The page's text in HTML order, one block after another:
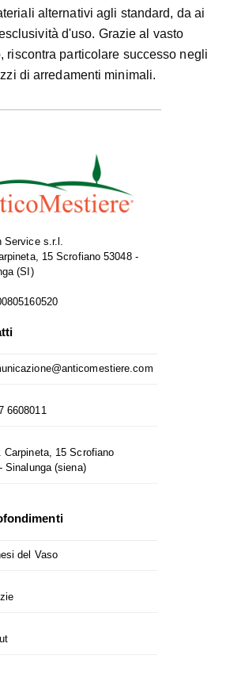
alternativi agli standard, da ai
d'uso. Grazie al vasto
riscontra particolare successo negli
di arredamenti minimali.
Service s.r.l.
15 Scrofiano 53048 -
(SI)
6608011
Carpineta, 15 Scrofiano
Sinalunga (siena)
del Vaso